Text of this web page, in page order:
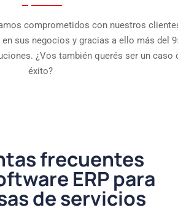
comprometidos con nuestros
sus negocios y gracias a ello más del
¿Vos también querés ser un caso
éxito?
frecuentes
ERP para
de servicios